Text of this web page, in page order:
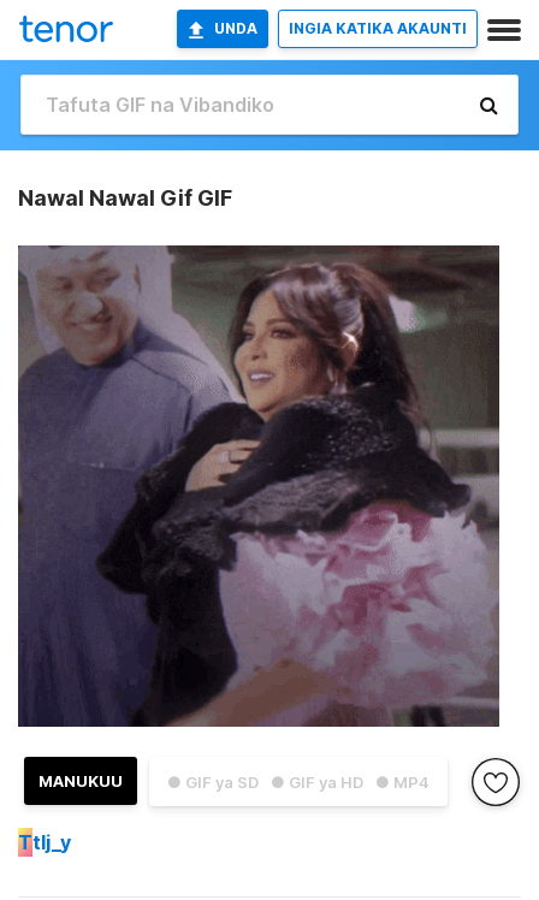
UNDA INGIA KATIKA AKAUNTI
Nawal Nawal Gif GIF
● GIF ya SD ● GIF ya HD ● MP4
MANUKUU
Ttlj_y